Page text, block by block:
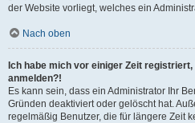
der Website vorliegt, welches ein
Nach oben
Ich habe mich vor einiger Zeit
anmelden?!
Es kann sein, dass ein Administrator Ihr
Gründen deaktiviert oder gelöscht hat.
regelmäßig Benutzer, die für längere Zeit